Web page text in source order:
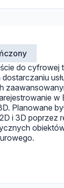
do cyfrowej
w
Planowane
i 3D poprzez